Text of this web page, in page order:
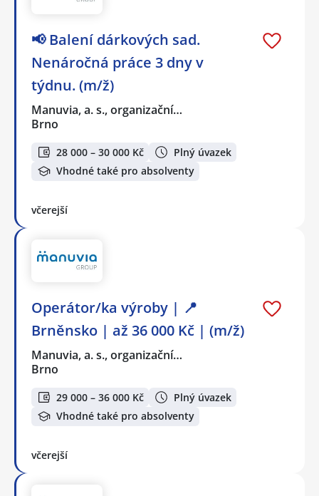
📢 Balení dárkových sad.
Nenáročná práce 3 dny v
týdnu. (m/ž)
Manuvia, a. s., organizační…
Brno
28 000 – 30 000 Kč
Plný úvazek
Vhodné také pro absolventy
včerejší
Operátor/ka výroby | 📍
Brněnsko | až 36 000 Kč | (m/ž)
Manuvia, a. s., organizační…
Brno
29 000 – 36 000 Kč
Plný úvazek
Vhodné také pro absolventy
včerejší